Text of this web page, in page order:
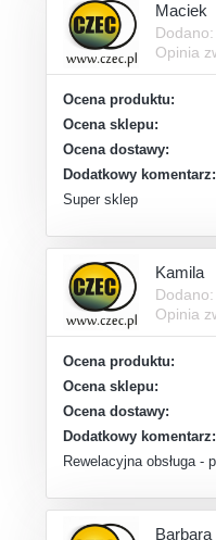
Maciek
Opinia
Ocena produktu:
Ocena sklepu:
Ocena dostawy:
Dodatkowy komentarz:
Super sklep
Kamila
Opinia
Ocena produktu:
Ocena sklepu:
Ocena dostawy:
Dodatkowy komentarz:
Rewelacyjna obsługa -
Barbara